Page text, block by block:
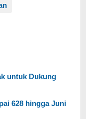
untuk Dukung
628 hingga Juni